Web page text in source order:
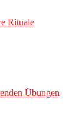
Rituale
Übungen